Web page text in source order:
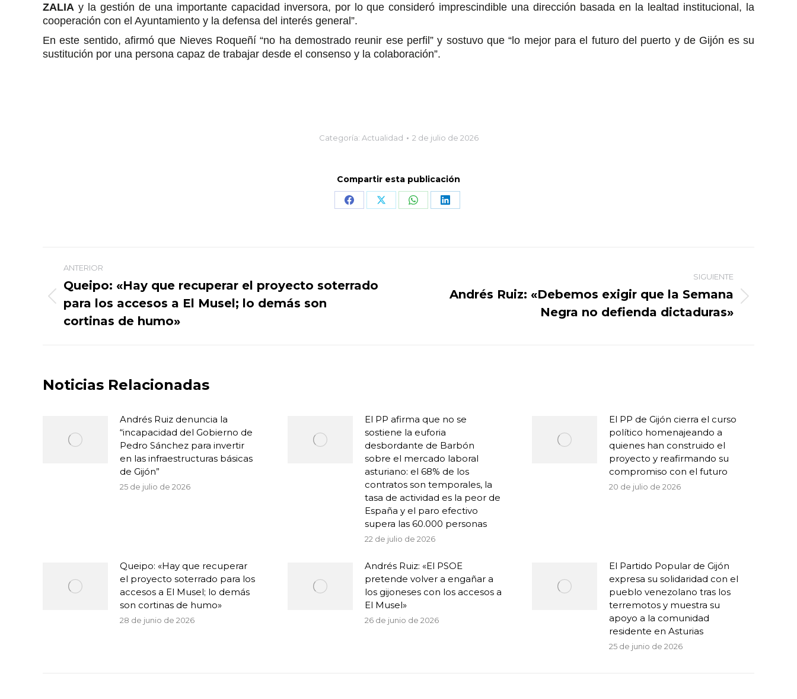
ZALIA y la gestión de una importante capacidad inversora, por lo que consideró imprescindible una dirección basada en la lealtad institucional, la
cooperación con el Ayuntamiento y la defensa del interés general”.
En este sentido, afirmó que Nieves Roqueñí “no ha demostrado reunir ese perfil” y sostuvo que “lo mejor para el futuro del puerto y de Gijón es su
sustitución por una persona capaz de trabajar desde el consenso y la colaboración”.
Categoría: Actualidad 2 de julio de 2026
Compartir esta publicación
Share Share Share Share
Navegación
entre
publicaciones
ANTERIOR
Publicación
anterior:
Queipo: «Hay que recuperar el proyecto soterrado
para los accesos a El Musel; lo demás son
cortinas de humo»
SIGUIENTE
Publicación
Andrés Ruiz: «Debemos exigir que la Semana
Negra no defienda dictaduras»
Noticias Relacionadas
Andrés Ruiz denuncia la
“incapacidad del Gobierno de
Pedro Sánchez para invertir
en las infraestructuras básicas
de Gijón”
25 de julio de 2026
El PP afirma que no se
sostiene la euforia
desbordante de Barbón
sobre el mercado laboral
asturiano: el 68% de los
contratos son temporales, la
tasa de actividad es la peor de
España y el paro efectivo
supera las 60.000 personas
22 de julio de 2026
El PP de Gijón cierra el curso
político homenajeando a
quienes han construido el
proyecto y reafirmando su
compromiso con el futuro
20 de julio de 2026
Queipo: «Hay que recuperar
el proyecto soterrado para los
accesos a El Musel; lo demás
son cortinas de humo»
28 de junio de 2026
Andrés Ruiz: «El PSOE
pretende volver a engañar a
los gijoneses con los accesos a
El Musel»
26 de junio de 2026
El Partido Popular de Gijón
expresa su solidaridad con el
pueblo venezolano tras los
terremotos y muestra su
apoyo a la comunidad
residente en Asturias
25 de junio de 2026